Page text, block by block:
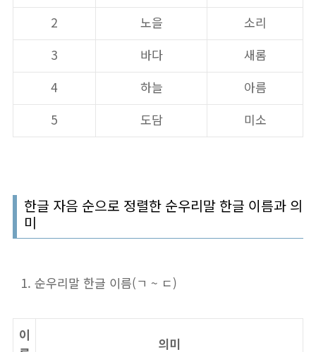
2
노을
소리
3
바다
새롬
4
하늘
아름
5
도담 미소
한글 자음 순으로 정렬한 순우리말 한글 이름과 의
미
순우리말 한글 이름(ㄱ ~ ㄷ)
이
의미